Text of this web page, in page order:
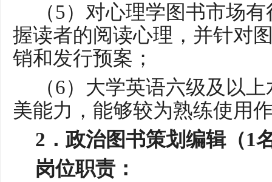
（5）对心理学图书市场
握读者的阅读心理，并针对
销和发行预案；
（6）大学英语六级及以
美能力，能够较为熟练使用
2． 政治图书策划编辑（1
岗位职责：